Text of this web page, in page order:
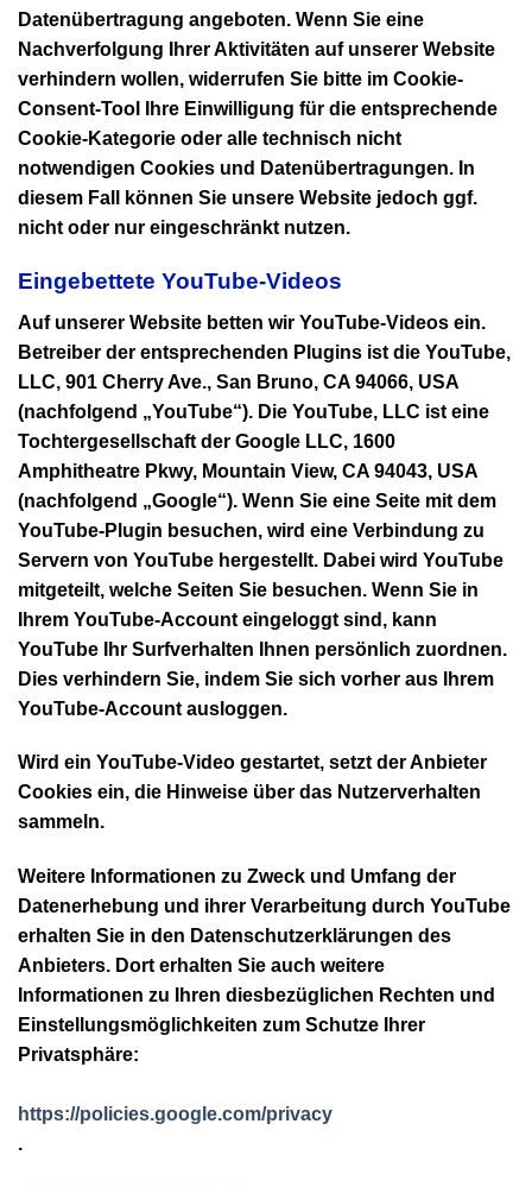
Datenübertragung angeboten. Wenn Sie eine
Nachverfolgung Ihrer Aktivitäten auf unserer Website
verhindern wollen, widerrufen Sie bitte im Cookie-
Consent-Tool Ihre Einwilligung für die entsprechende
Cookie-Kategorie oder alle technisch nicht
notwendigen Cookies und Datenübertragungen. In
diesem Fall können Sie unsere Website jedoch ggf.
nicht oder nur eingeschränkt nutzen.
Eingebettete YouTube-Videos
Auf unserer Website betten wir YouTube-Videos ein.
Betreiber der entsprechenden Plugins ist die YouTube,
LLC, 901 Cherry Ave., San Bruno, CA 94066, USA
(nachfolgend „YouTube“). Die YouTube, LLC ist eine
Tochtergesellschaft der Google LLC, 1600
Amphitheatre Pkwy, Mountain View, CA 94043, USA
(nachfolgend „Google“). Wenn Sie eine Seite mit dem
YouTube-Plugin besuchen, wird eine Verbindung zu
Servern von YouTube hergestellt. Dabei wird YouTube
mitgeteilt, welche Seiten Sie besuchen. Wenn Sie in
Ihrem YouTube-Account eingeloggt sind, kann
YouTube Ihr Surfverhalten Ihnen persönlich zuordnen.
Dies verhindern Sie, indem Sie sich vorher aus Ihrem
YouTube-Account ausloggen.
Wird ein YouTube-Video gestartet, setzt der Anbieter
Cookies ein, die Hinweise über das Nutzerverhalten
sammeln.
Weitere Informationen zu Zweck und Umfang der
Datenerhebung und ihrer Verarbeitung durch YouTube
erhalten Sie in den Datenschutzerklärungen des
Anbieters. Dort erhalten Sie auch weitere
Informationen zu Ihren diesbezüglichen Rechten und
Einstellungsmöglichkeiten zum Schutze Ihrer
Privatsphäre:
https://policies.google.com/privacy
.